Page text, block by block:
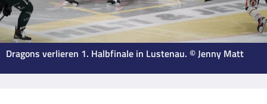
Dragons verlieren 1. Halbfinale in Lustenau. © Jenny Matt